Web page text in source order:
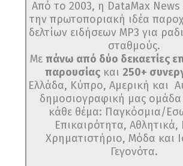
Από το 2003, η DataMax
την πρωτοποριακή ιδέα
δελτίων ειδήσεων MP3 για
σταθμούς.
Με πάνω από δύο δεκαετίες
παρουσίας και 250+
Ελλάδα, Κύπρο, Αμερική και
δημοσιογραφική μας ομάδα
κάθε θέμα: Παγκόσμια/
Επικαιρότητα, Αθλητικά,
Χρηματιστήριο, Μόδα και
Γεγονότα.